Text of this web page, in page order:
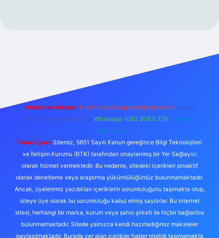
Reklam ve İletişim: E-mail: backlinkpaneli@gmail.com Teams:
forumhizmeti@gmail.com Whatsapp: 0262 606 0 726 Telegram:
@karabul
Yasal Uyarı: Sitemiz, 5651 Sayılı Kanun gereğince Bilgi Teknolojileri
ve İletişim Kurumu (BTK) tarafından onaylanmış bir Yer Sağlayıcı
olarak hizmet vermektedir. Bu nedenle, sitedeki içerikleri proaktif
olarak denetleme veya araştırma yükümlülüğümüz bulunmamaktadır.
Ancak, üyelerimiz yazdıkları içeriklerin sorumluluğunu taşımakta olup,
siteye üye olarak bu sorumluluğu kabul etmiş sayılırlar. Bu internet
sitesi, herhangi bir marka, kurum veya şahıs şirketi ile hiçbir bağlantısı
bulunmamaktadır. Sitede yalnızca kendi hazırladığımız makaleler
paylaşılmaktadır. Burada yer alan içerikler haber niteliği taşımamakta